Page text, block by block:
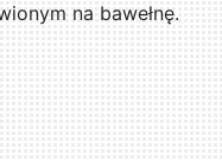
na bawełnę.